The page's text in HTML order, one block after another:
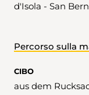
d'Isola - San
Percorso sulla
CIBO
aus dem